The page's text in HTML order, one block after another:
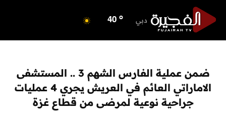
دبي 40 o
عجمان o
أم القيوين 39 o
راس الخيمة 39 o
ضمن عملية الفارس الشهم 3 .. المستشفى
الاماراتي العائم في العريش يجري 4 عمليات
جراحية نوعية لمرضى من قطاع غزة